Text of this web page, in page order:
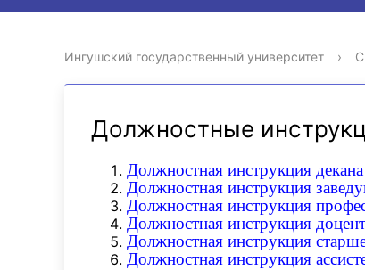
Ингушский государственный университет ›
Должностные
Должностная инструкция декана
Должностная инструкция
Должностная инструкция
Должностная инструкция
Должностная инструкция
Должностная инструкция